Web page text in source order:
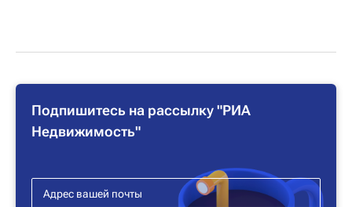
Подпишитесь на рассылку "РИА
Недвижимость"